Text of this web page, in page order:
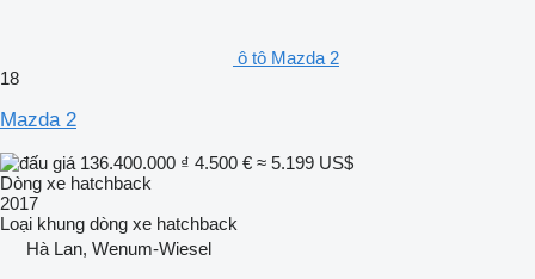
ô tô Mazda 2
18
Mazda 2
136.400.000 ₫ 4.500 € ≈ 5.199 US$
Dòng xe hatchback
2017
Loại khung dòng xe hatchback
Hà Lan, Wenum-Wiesel